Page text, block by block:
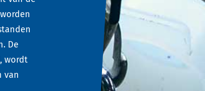
De
wordt
van